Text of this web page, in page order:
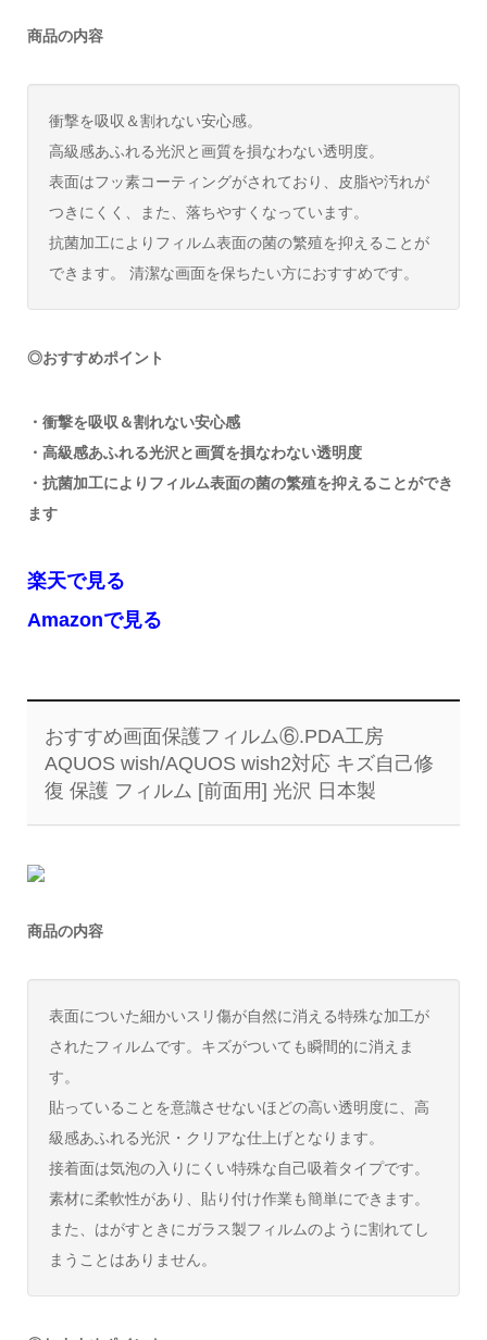
商品の内容
衝撃を吸収＆割れない安心感。
高級感あふれる光沢と画質を損なわない透明度。
表面はフッ素コーティングがされており、皮脂や汚れが
つきにくく、また、落ちやすくなっています。
抗菌加工によりフィルム表面の菌の繁殖を抑えることが
できます。 清潔な画面を保ちたい方におすすめです。
◎おすすめポイント
・衝撃を吸収＆割れない安心感
・高級感あふれる光沢と画質を損なわない透明度
・抗菌加工によりフィルム表面の菌の繁殖を抑えることができ
ます
楽天で見る
Amazonで見る
おすすめ画面保護フィルム⑥.PDA工房
AQUOS wish/AQUOS wish2対応 キズ自己修
復 保護 フィルム [前面用] 光沢 日本製
商品の内容
表面についた細かいスリ傷が自然に消える特殊な加工が
されたフィルムです。キズがついても瞬間的に消えま
す。
貼っていることを意識させないほどの高い透明度に、高
級感あふれる光沢・クリアな仕上げとなります。
接着面は気泡の入りにくい特殊な自己吸着タイプです。
素材に柔軟性があり、貼り付け作業も簡単にできます。
また、はがすときにガラス製フィルムのように割れてし
まうことはありません。